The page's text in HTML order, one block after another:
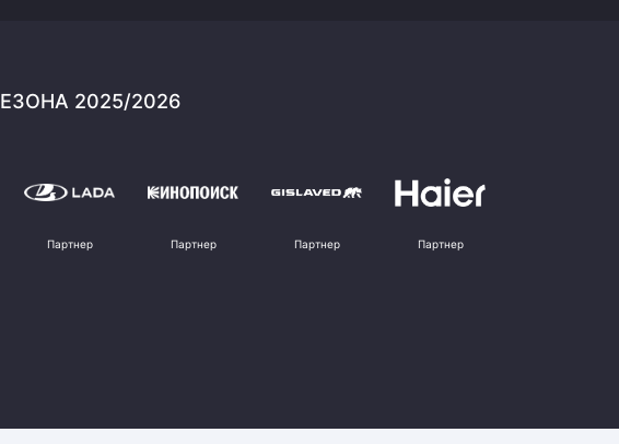
2025/2026
Партнер Партнер Партнер Партнер